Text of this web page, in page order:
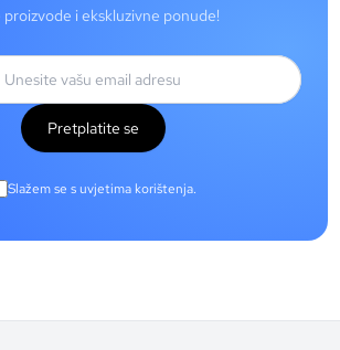
proizvode i ekskluzivne ponude!
Pretplatite se
Slažem se s uvjetima korištenja.